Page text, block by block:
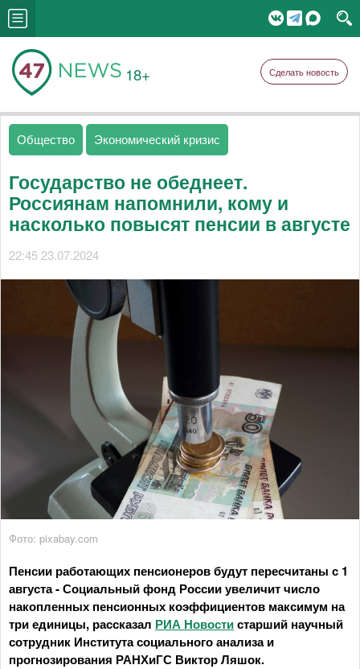
18+ Сделать новость
Общество Экономический кризис
Государство не обеднеет.
Россиянам напомнили, кому и
насколько повысят пенсии в августе
22:45 23.07.2024
Фото: pixabay.com
Пенсии работающих пенсионеров будут пересчитаны с 1
августа - Социальный фонд России увеличит число
накопленных пенсионных коэффициентов максимум на
три единицы, рассказал РИА Новостистарший научный
сотрудник Института социального анализа и
прогнозирования РАНХиГС Виктор Ляшок.